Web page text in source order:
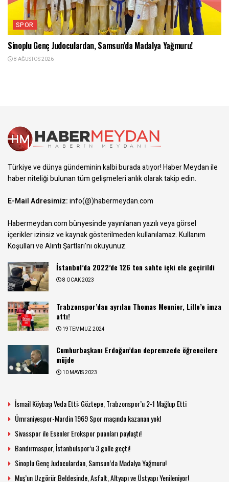
SPOR
Sinoplu Genç Judoculardan, Samsun’da Madalya Yağmuru!
8 AĞUSTOS 2026
Türkiye ve dünya gündeminin kalbi burada atıyor! Haber Meydan ile
haber niteliği bulunan tüm gelişmeleri anlık olarak takip edin.
E-Mail Adresimiz:info(@)habermeydan.com
Habermeydan.com bünyesinde yayınlanan yazılı veya görsel
içerikler izinsiz ve kaynak gösterilmeden kullanılamaz.Kullanım
Koşulları ve Alıntı Şartları'nı okuyunuz.
İstanbul’da 2022’de 126 ton sahte içki ele geçirildi
8 OCAK 2023
Trabzonspor’dan ayrılan Thomas Meunier, Lille’e imza
attı!
19 TEMMUZ 2024
Cumhurbaşkanı Erdoğan’dan depremzede öğrencilere
müjde
10 MAYIS 2023
İsmail Köybaşı Veda Etti: Göztepe, Trabzonspor’u 2-1 Mağlup Etti
Ümraniyespor-Mardin 1969 Spor maçında kazanan yok!
Sivasspor ile Esenler Erokspor puanları paylaştı!
Bandırmaspor, İstanbulspor’u 3 golle geçti!
Sinoplu Genç Judoculardan, Samsun’da Madalya Yağmuru!
Muş’un Uzgörür Beldesinde, Asfalt, Altyapı ve Üstyapı Yenileniyor!